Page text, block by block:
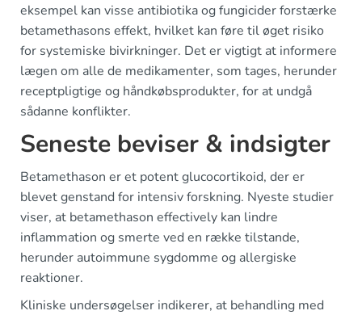
eksempel kan visse antibiotika og fungicider forstærke
betamethasons effekt, hvilket kan føre til øget risiko
for systemiske bivirkninger. Det er vigtigt at informere
lægen om alle de medikamenter, som tages, herunder
receptpligtige og håndkøbsprodukter, for at undgå
sådanne konflikter.
Seneste beviser & indsigter
Betamethason er et potent glucocortikoid, der er
blevet genstand for intensiv forskning. Nyeste studier
viser, at betamethason effectively kan lindre
inflammation og smerte ved en række tilstande,
herunder autoimmune sygdomme og allergiske
reaktioner.
Kliniske undersøgelser indikerer, at behandling med